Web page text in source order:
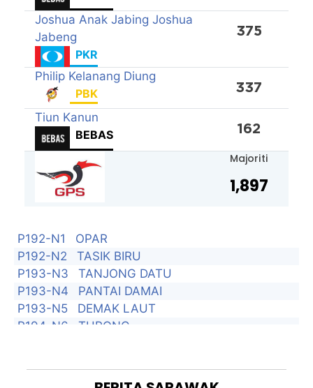
P192-N1
OPAR
P192-N2
TASIK BIRU
P193-N3
TANJONG DATU
P193-N4
PANTAI DAMAI
P193-N5
DEMAK LAUT
P194-N6
TUPONG
Joshua Anak Jabing Joshua
Jabeng
PKR
375
Philip Kelanang Diung
PBK
337
Tiun Kanun
BEBAS
162
Majoriti
1,897